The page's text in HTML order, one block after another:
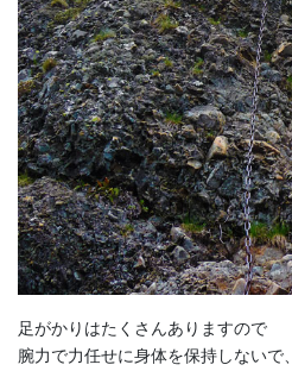
足がかりはたくさんありますので
腕力で力任せに身体を保持しないで、